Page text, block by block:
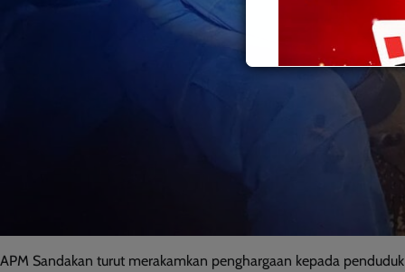
APM Sandakan turut merakamkan penghargaan kepada